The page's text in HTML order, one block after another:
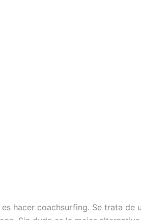
hacer coachsurfing. Se trata de